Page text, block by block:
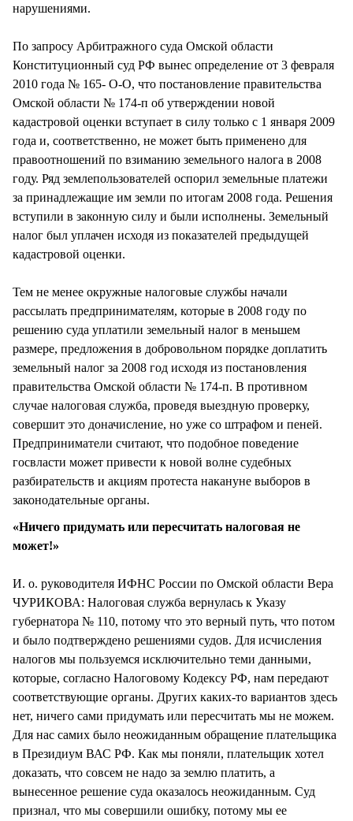
нарушениями.
По запросу Арбитражного суда Омской области
Конституционный суд РФ вынес определение от 3 февраля
2010 года № 165- О-О, что постановление правительства
Омской области № 174-п об утверждении новой
кадастровой оценки вступает в силу только с 1 января 2009
года и, соответственно, не может быть применено для
правоотношений по взиманию земельного налога в 2008
году. Ряд землепользователей оспорил земельные платежи
за принадлежащие им земли по итогам 2008 года. Решения
вступили в законную силу и были исполнены. Земельный
налог был уплачен исходя из показателей предыдущей
кадастровой оценки.
Тем не менее окружные налоговые службы начали
рассылать предпринимателям, которые в 2008 году по
решению суда уплатили земельный налог в меньшем
размере, предложения в добровольном порядке доплатить
земельный налог за 2008 год исходя из постановления
правительства Омской области № 174-п. В противном
случае налоговая служба, проведя выездную проверку,
совершит это доначисление, но уже со штрафом и пеней.
Предприниматели считают, что подобное поведение
госвласти может привести к новой волне судебных
разбирательств и акциям протеста накануне выборов в
законодательные органы.
«Ничего придумать или пересчитать налоговая не
может!»
И. о. руководителя ИФНС России по Омской области Вера
ЧУРИКОВА: Налоговая служба вернулась к Указу
губернатора № 110, потому что это верный путь, что потом
и было подтверждено решениями судов. Для исчисления
налогов мы пользуемся исключительно теми данными,
которые, согласно Налоговому Кодексу РФ, нам передают
соответствующие органы. Других каких-то вариантов здесь
нет, ничего сами придумать или пересчитать мы не можем.
Для нас самих было неожиданным обращение плательщика
в Президиум ВАС РФ. Как мы поняли, плательщик хотел
доказать, что совсем не надо за землю платить, а
вынесенное решение суда оказалось неожиданным. Суд
признал, что мы совершили ошибку, потому мы ее